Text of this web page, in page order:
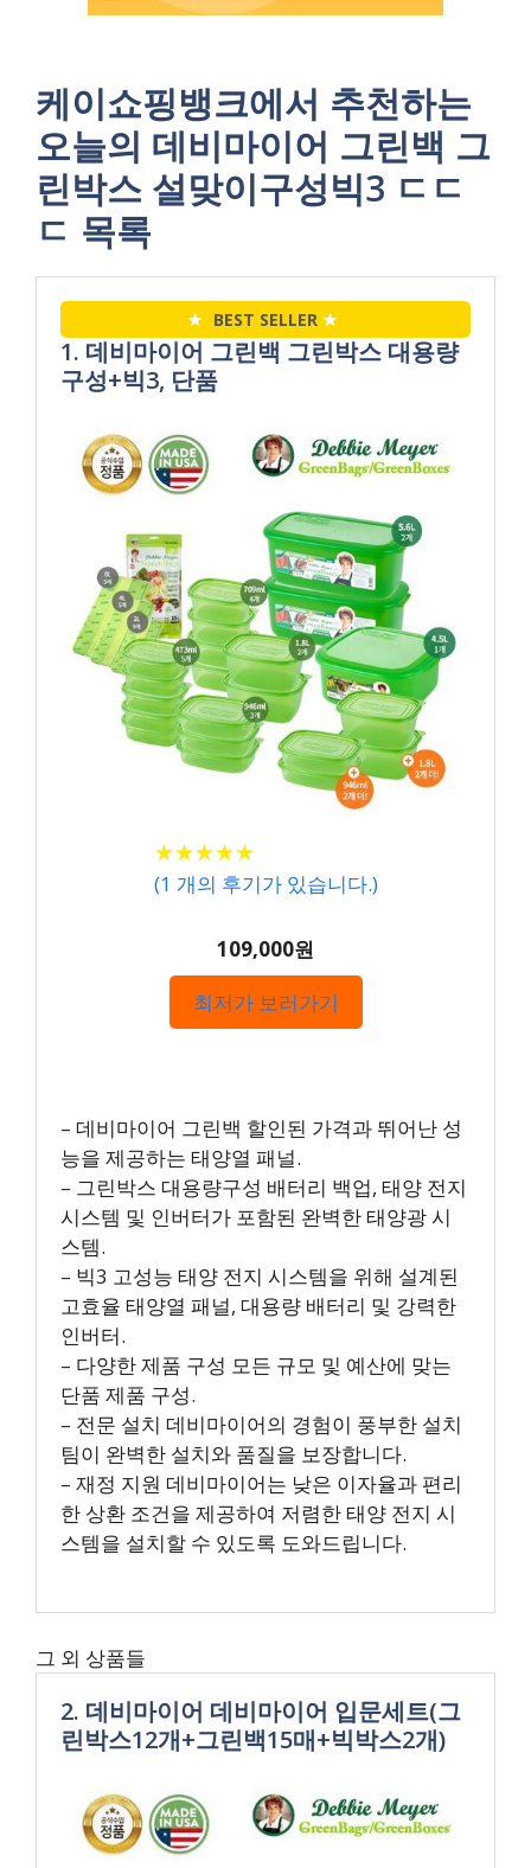
케이쇼핑뱅크에서 추천하는
오늘의 데비마이어 그린백 그
린박스 설맞이구성빅3 ㄷㄷ
ㄷ 목록
★ BEST SELLER ★
1. 데비마이어 그린백 그린박스 대용량
구성+빅3, 단품
★★★★★
★★★★★
(1 개의 후기가 있습니다.)
109,000원
최저가 보러가기
– 데비마이어 그린백 할인된 가격과 뛰어난 성
능을 제공하는 태양열 패널.
– 그린박스 대용량구성 배터리 백업, 태양 전지
시스템 및 인버터가 포함된 완벽한 태양광 시
스템.
– 빅3 고성능 태양 전지 시스템을 위해 설계된
고효율 태양열 패널, 대용량 배터리 및 강력한
인버터.
– 다양한 제품 구성 모든 규모 및 예산에 맞는
단품 제품 구성.
– 전문 설치 데비마이어의 경험이 풍부한 설치
팀이 완벽한 설치와 품질을 보장합니다.
– 재정 지원 데비마이어는 낮은 이자율과 편리
한 상환 조건을 제공하여 저렴한 태양 전지 시
스템을 설치할 수 있도록 도와드립니다.
그 외 상품들
2. 데비마이어 데비마이어 입문세트(그
린박스12개+그린백15매+빅박스2개)